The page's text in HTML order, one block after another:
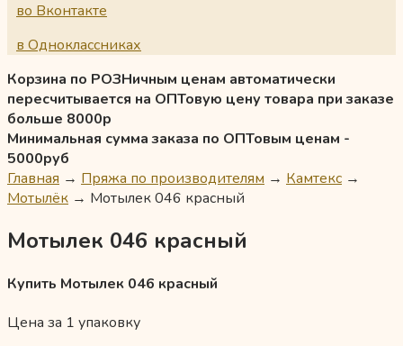
во Вконтакте
в Одноклассниках
Корзина по РОЗНичным ценам автоматически
пересчитывается на ОПТовую цену товара при заказе
больше 8000р
Минимальная сумма заказа по ОПТовым ценам -
5000руб
Главная → Пряжа по производителям → Камтекс →
Мотылёк → Мотылек 046 красный
Мотылек 046 красный
Купить Мотылек 046 красный
Цена за 1 упаковку